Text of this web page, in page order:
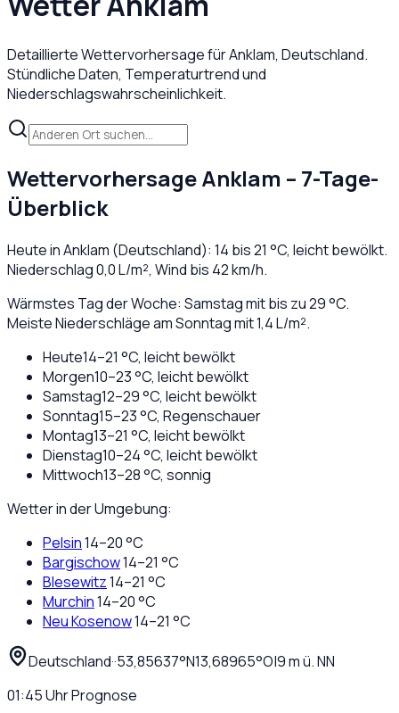
Detaillierte Wettervorhersage fürAnklam, Deutschland.
Stündliche Daten, Temperaturtrend und
Niederschlagswahrscheinlichkeit.
WettervorhersageAnklam – 7-Tage-
Überblick
Heute inAnklam (Deutschland): 14 bis21 °C, leicht bewölkt.
Niederschlag0,0L/m², Wind bis 42km/h.
Wärmstes Tag der Woche: Samstag mit bis zu 29 °C.
Meiste Niederschläge am Sonntag mit 1,4 L/m².
Heute14–21 °C, leicht bewölkt
Morgen10–23°C, leicht bewölkt
Samstag12–29°C, leicht bewölkt
Sonntag15–23°C, Regenschauer
Montag13–21 °C, leicht bewölkt
Dienstag10–24°C, leicht bewölkt
Mittwoch13–28°C, sonnig
Wetter in der Umgebung:
Pelsin14–20°C
Bargischow14–21 °C
Blesewitz14–21 °C
Murchin14–20°C
Neu Kosenow14–21 °C
Deutschland··53,85637°N13,68965°O|9m ü. NN
01:45UhrPrognose